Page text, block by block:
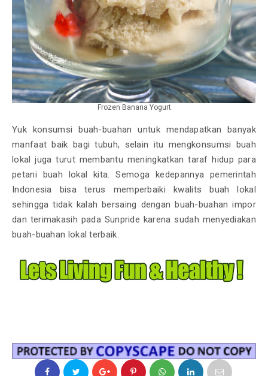
Frozen Banana Yogurt
Yuk konsumsi buah-buahan untuk mendapatkan banyak
manfaat baik bagi tubuh, selain itu mengkonsumsi buah
lokal juga turut membantu meningkatkan taraf hidup para
petani buah lokal kita. Semoga kedepannya pemerintah
Indonesia bisa terus memperbaiki kwalits buah lokal
sehingga tidak kalah bersaing dengan buah-buahan impor
dan terimakasih pada Sunpride karena sudah menyediakan
buah-buahan lokal terbaik.